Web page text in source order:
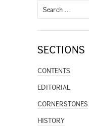
Search
for:
SECTIONS
CONTENTS
EDITORIAL
CORNERSTONES
HISTORY